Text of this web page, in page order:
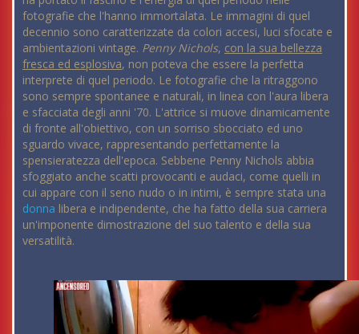
fotografie che l'hanno immortalata. Le immagini di quel
decennio sono caratterizzate da colori accesi, luci sfocate e
ambientazioni vintage. Penny Nichols, con la sua bellezza
fresca ed esplosiva, non poteva che essere la perfetta
interprete di quel periodo. Le fotografie che la ritraggono
sono sempre spontanee e naturali, in linea con l'aura libera
e sfacciata degli anni '70. L'attrice si muove dinamicamente
di fronte all'obiettivo, con un sorriso sbocciato ed uno
sguardo vivace, rappresentando perfettamente la
spensieratezza dell'epoca. Sebbene Penny Nichols abbia
sfoggiato anche scatti provocanti e audaci, come quelli in
cui appare con il seno nudo o in intimi, è sempre stata una
donna libera e indipendente, che ha fatto della sua carriera
un'imponente dimostrazione del suo talento e della sua
versatilità.